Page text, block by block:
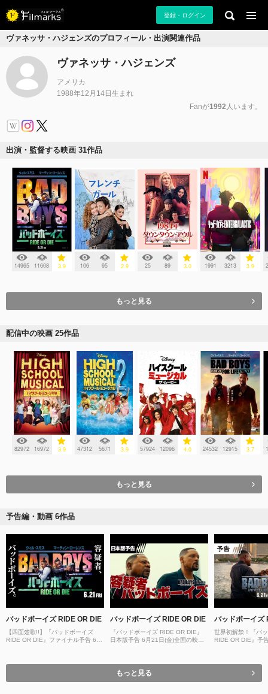
登録・ログイン
ヴァネッサ・ハジェンズのプロフィール・出演関連作品
ヴァネッサ・ハジェンズ
アメリカ
1988年12月14日生まれ
Fanが1992 人います。
出演・監督する映画 31作品
14965 11608 3.9 106 95 2.9 25 89 3.0 1991 3213 3.9
もっと見る
配信中の映画 25作品
82972 16972 3.9 47312 5671 3.9 57924 12096 4.0 24532 12915 3.7
もっと見る
予告編・動画 6作品
バッドボーイズ RIDE OR DIE
【四面楚歌!!】『バッドボーイズ
RIDE OR DIE』ファイナル予告 6月
バッドボーイズ RIDE OR DIE
『バッドボーイズ RIDE OR DIE』
日本版予告 6月21日(金)全国の映画
バッドボーイズ
世界初解禁！『バ
RIDE OR DIE』予
もっと見る